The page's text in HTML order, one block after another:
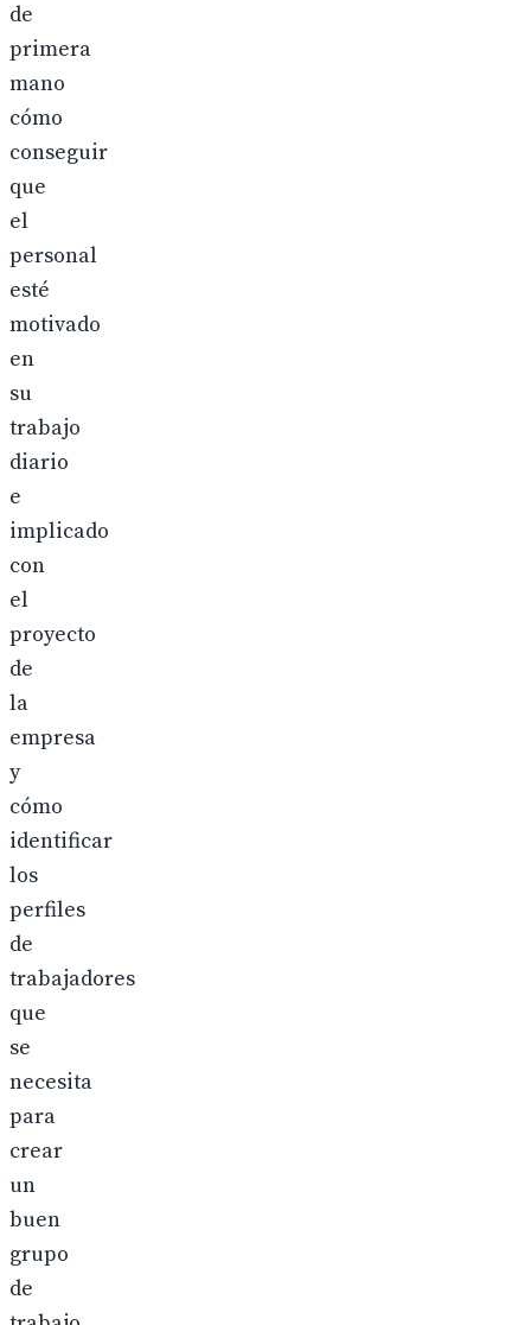
de
primera
mano
cómo
conseguir
que
el
personal
esté
motivado
en
su
trabajo
diario
e
implicado
con
el
proyecto
de
la
empresa
y
cómo
identificar
los
perfiles
de
trabajadores
que
se
necesita
para
crear
un
buen
grupo
de